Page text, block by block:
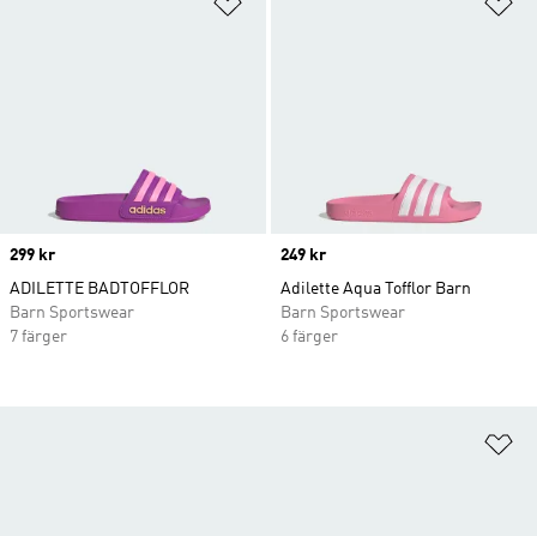
Price
299 kr
ADILETTE BADTOFFLOR
Barn Sportswear
7 färger
Price
249 kr
Adilette Aqua Tofflor Barn
Barn Sportswear
6 färger